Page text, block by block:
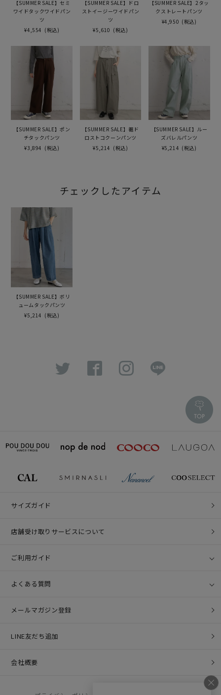
【SUMMER SALE】セミ
ワイドタックワイドパン
ツ
¥4,554 (税込)
【SUMMER SALE】ドロ
ストイージーワイドパン
ツ
¥5,610 (税込)
【SUMMER SALE】2タッ
クストレートパンツ
¥4,950 (税込)
【SUMMER SALE】ポン
チタックパンツ
¥3,894 (税込)
【SUMMER SALE】裾ド
ロストコクーンパンツ
¥5,214 (税込)
【SUMMER SALE】ルー
ズバレルパンツ
¥5,214 (税込)
チェックしたアイテム
【SUMMER SALE】ボリ
ュームタックパンツ
¥5,214 (税込)
サイズガイド
店舗受け取りサービスについて
ご利用ガイド
よくある質問
メールマガジン登録
LINE友だち追加
会社概要